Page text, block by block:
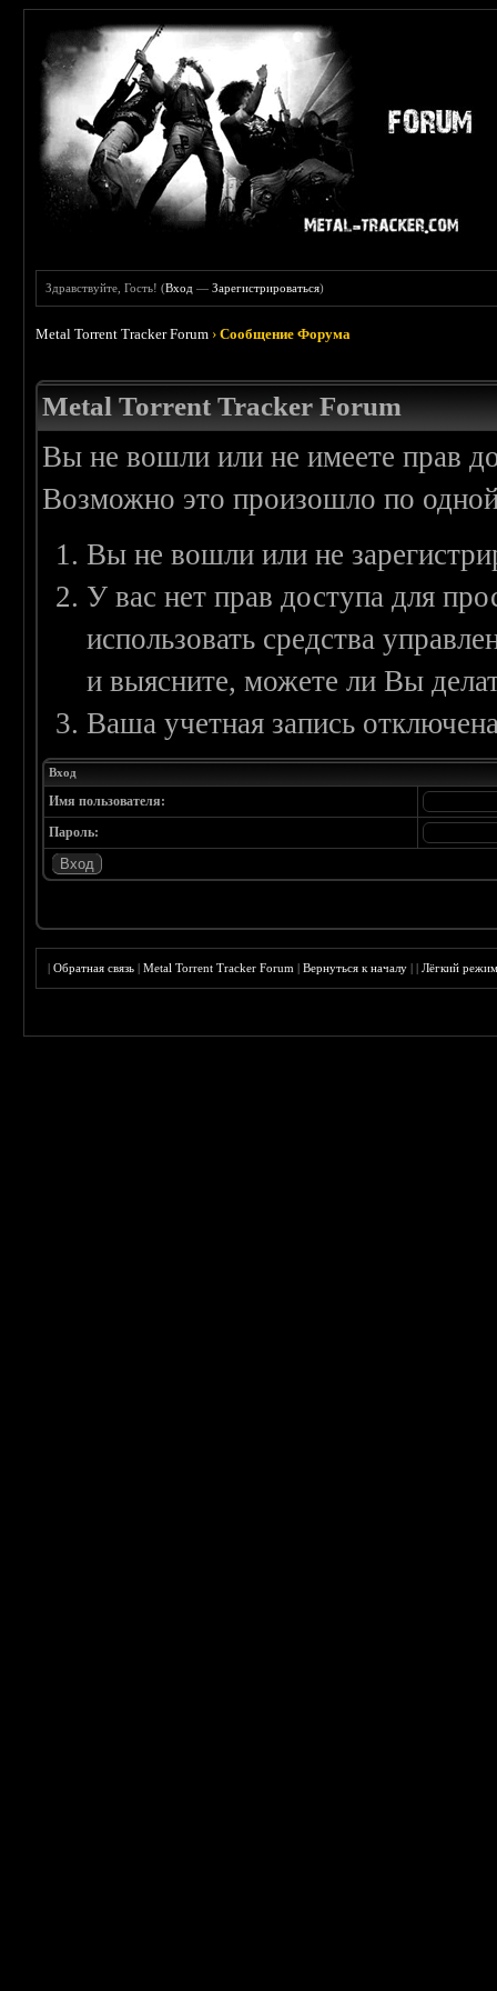
Здравствуйте, Гость! (Вход —Зарегистрироваться)
Metal Torrent Tracker Forum ›Сообщение Форума
Metal Torrent Tracker Forum
Вы не вошли или не имеете прав
Возможно это произошло по
Вы не вошли или не
У вас нет прав доступа для
использовать средства
и выясните, можете ли Вы
Ваша учетная запись
Вход
Имя пользователя:
Пароль:
|Обратная связь |Metal Torrent Tracker Forum |Вернуться к началу ||Лёгкий